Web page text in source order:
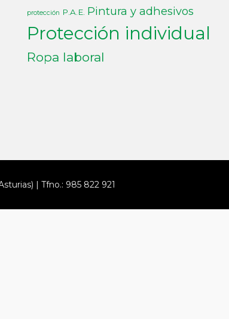
protección P.A.E. Pintura y adhesivos
Protección individual
Ropa laboral
| Tfno.: 985 822 921